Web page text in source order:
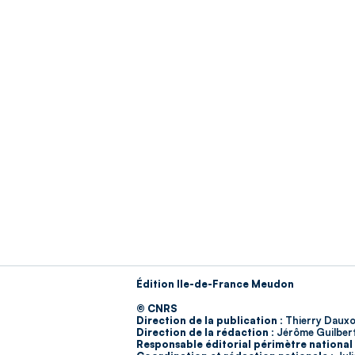
Édition Ile-de-France Meudon
© CNRS
Direction de la publication : Thierry
Direction de la rédaction : Jérôme
Responsable éditorial périmètre national